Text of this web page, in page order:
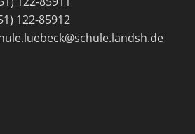
122-85912